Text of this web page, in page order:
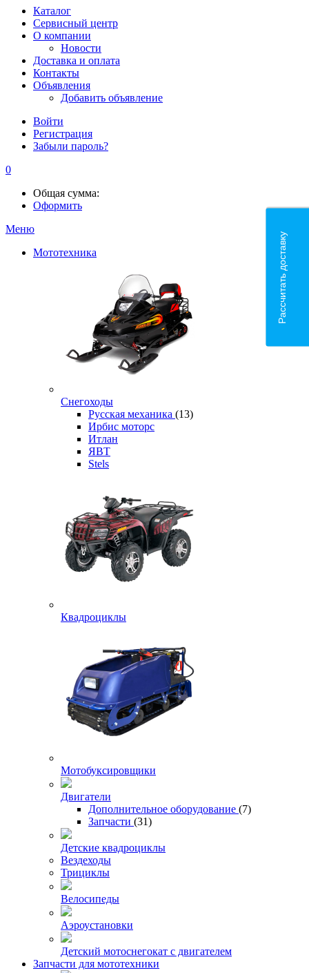
Каталог
Сервисный центр
О компании
Новости
Доставка и оплата
Контакты
Объявления
Добавить объявление
Войти
Регистрация
Забыли пароль?
0
Общая сумма:
Оформить
Меню
Мототехника
Снегоходы
Русская механика (13)
Ирбис моторс
Итлан
ЯВТ
Stels
Квадроциклы
Мотобуксировщики
Двигатели
Дополнительное оборудование (7)
Запчасти (31)
Детские квадроциклы
Вездеходы
Трициклы
Велосипеды
Аэроустановки
Детский мотоснегокат с двигателем
Запчасти для мототехники
Рассчитать доставку